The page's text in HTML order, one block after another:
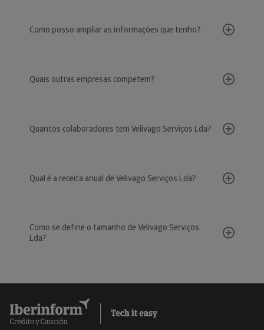
Como posso ampliar as informações que tenho?
Quais outras empresas competem?
Quantos colaboradores tem Velivago Serviços Lda?
Qual é a receita anual de Velivago Serviços Lda?
Como se define o tamanho de Velivago Serviços
Lda?